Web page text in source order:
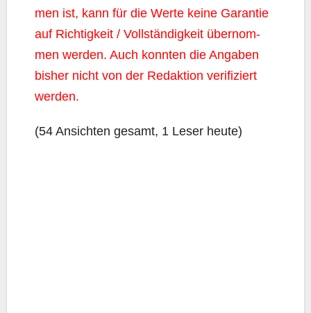
men ist, kann für die Wer­te kei­ne Garan­tie
auf Rich­tig­keit / Voll­stän­dig­keit über­nom­
men wer­den. Auch konn­ten die Anga­ben
bis­her nicht von der Redak­ti­on veri­fi­ziert
werden.
(54 Ansich­ten gesamt, 1 Leser heute)